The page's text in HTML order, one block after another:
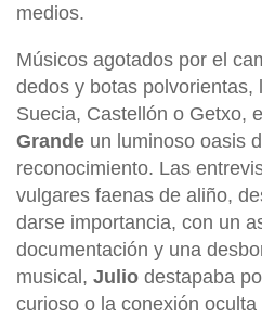
medios.
Músicos agotados por el
dedos y botas polvorientas,
Suecia, Castellón o Getxo,
Grande un luminoso oasis
reconocimiento. Las
vulgares faenas de aliño,
darse importancia, con un
documentación y una
musical, Julio destapaba
curioso o la conexión